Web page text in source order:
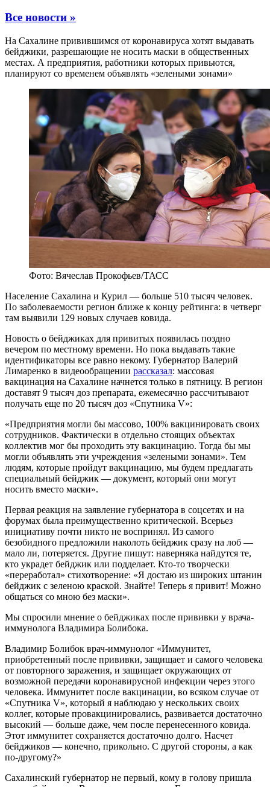
Все новости »
На Сахалине привившимся от коронавируса хотят выдавать
бейджики, разрешающие не носить маски в общественных
местах. А предприятия, работники которых привьются,
планируют со временем объявлять «зелеными зонами»
Фото: Вячеслав Прокофьев/ТАСС
Население Сахалина и Курил — больше 510 тысяч человек.
По заболеваемости регион ближе к концу рейтинга: в четверг
там выявили 129 новых случаев ковида.
Новость о бейджиках для привитых появилась поздно
вечером по местному времени. Но пока выдавать такие
идентификаторы все равно некому. Губернатор Валерий
Лимаренко в видеообращении рассказал: массовая
вакцинация на Сахалине начнется только в пятницу. В регион
доставят 9 тысяч доз препарата, ежемесячно рассчитывают
получать еще по 20 тысяч доз «Спутника V»:
«Предприятия могли бы массово, 100% вакцинировать своих
сотрудников. Фактически в отдельно стоящих объектах
коллектив мог бы проходить эту вакцинацию. Тогда бы мы
могли объявлять эти учреждения «зелеными зонами». Тем
людям, которые пройдут вакцинацию, мы будем предлагать
специальный бейджик — документ, который они могут
носить вместо маски».
Первая реакция на заявление губернатора в соцсетях и на
форумах была преимущественно критической. Всерьез
инициативу почти никто не воспринял. Из самого
безобидного предложили наколоть бейджик сразу на лоб —
мало ли, потеряется. Другие пишут: наверняка найдутся те,
кто украдет бейджик или подделает. Кто-то творчески
«переработал» стихотворение: «Я достаю из широких штанин
бейджик с зеленою краской. Знайте! Теперь я привит! Можно
общаться со мною без маски».
Мы спросили мнение о бейджиках после прививки у врача-
иммунолога Владимира Болибока.
Владимир Болибок врач-иммунолог «Иммунитет,
приобретенный после прививки, защищает и самого человека
от повторного заражения, и защищает окружающих от
возможной передачи коронавирусной инфекции через этого
человека. Иммунитет после вакцинации, во всяком случае от
«Спутника V», который я наблюдаю у нескольких своих
коллег, которые провакцинировались, развивается достаточно
высокий — больше даже, чем после перенесенного ковида.
Этот иммунитет сохраняется достаточно долго. Насчет
бейджиков — конечно, прикольно. С другой стороны, а как
по-другому?»
Сахалинский губернатор не первый, кому в голову пришла